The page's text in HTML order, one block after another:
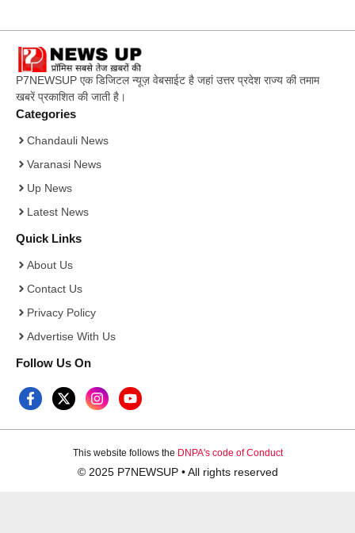
P7NEWSUP एक डिजिटल न्यूज़ वेबसाईट है जहां उत्तर प्रदेश राज्य की तमाम
खबरें प्रकाशित की जाती है।
Categories
Chandauli News
Varanasi News
Up News
Latest News
Quick Links
About Us
Contact Us
Privacy Policy
Advertise With Us
Follow Us On
This website follows the DNPA's code of Conduct
© 2025 P7NEWSUP • All rights reserved